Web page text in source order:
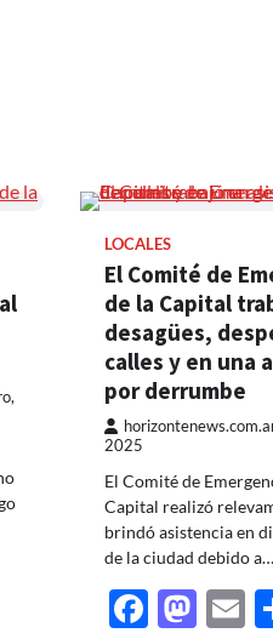
LOCALES
El Comité de
de la Capital
desagües,
calles y en una
por derrumbe
2025
El Comité de
Capital realizó
brindó asistencia en
de la ciudad debido a…